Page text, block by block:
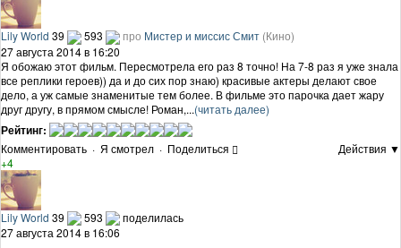
Lily World 39 593 про Мистер и миссис Смит (Кино)
27 августа 2014 в 16:20
Я обожаю этот фильм. Пересмотрела его раз 8 точно! На 7-8 раз я уже знала
все реплики героев)) да и до сих пор знаю) красивые актеры делают свое
дело, а уж самые знаменитые тем более. В фильме это парочка дает жару
друг другу, в прямом смысле! Роман,...(читать далее)
Рейтинг:
Комментировать · Я смотрел · Поделиться
Действия ▼
+4
Lily World 39 593
поделилась
27 августа 2014 в 16:06